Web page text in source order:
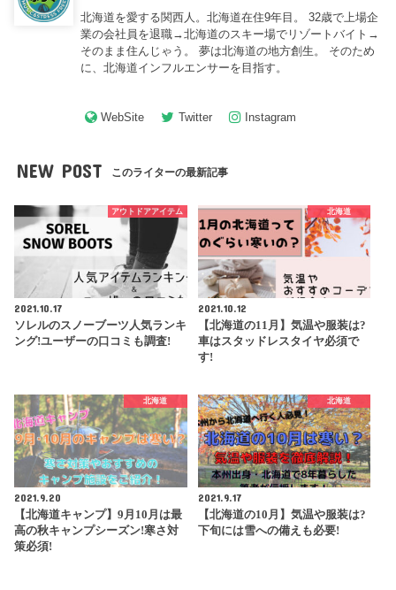
北海道を愛する関西人。北海道在住9年目。 32歳で上場企
業の会社員を退職→北海道のスキー場でリゾートバイト→
そのまま住んじゃう。 夢は北海道の地方創生。 そのため
に、北海道インフルエンサーを目指す。
WebSite Twitter Instagram
NEW POST このライターの最新記事
アウトドアアイテム
2021.10.17
ソレルのスノーブーツ人気ランキ
ング!ユーザーの口コミも調査!
北海道
2021.10.12
【北海道の11月】気温や服装は?
車はスタッドレスタイヤ必須で
す!
北海道
2021.9.20
【北海道キャンプ】9月10月は最
高の秋キャンプシーズン!寒さ対
策必須!
北海道
2021.9.17
【北海道の10月】気温や服装は?
下旬には雪への備えも必要!